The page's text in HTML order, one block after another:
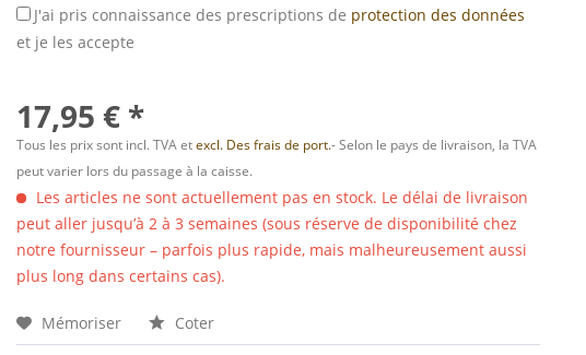
J'ai pris connaissance des prescriptions de protection des données
et je les accepte
17,95 € *
Tous les prix sont incl. TVA etexcl. Des frais de port.- Selon le pays de livraison, la TVA
peut varier lors du passage à la caisse.
Les articles ne sont actuellement pas en stock. Le délai de livraison
peut aller jusqu’à 2 à 3 semaines (sous réserve de disponibilité chez
notre fournisseur – parfois plus rapide, mais malheureusement aussi
plus long dans certains cas).
Mémoriser Coter